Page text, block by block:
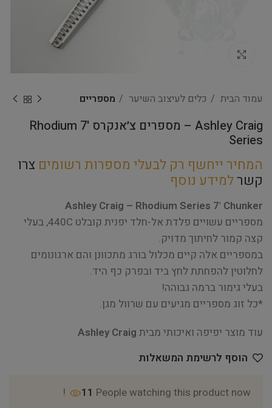
עמוד הבית כלים לעיצוב השיער מספריים
Ashley Craig – מספרים צ׳אנקרס '7 Rhodium
Series
המחיר ייחשף רק לבעלי מספרות רשומים צרו
קשרלמידע נוסף
Ashley Craig – Rhodium Series 7' Chunker
מספריים עשויים פלדת אל-חלד יפנית קובלט 440C, בעלי
קצה קמור לחיתוך מדויק.
במספריים אלה קיים מכלול בורג מתכוונן והם ארגונומים
לחלוטין להפחתת לחץ ביד ובפרק כף היד.
בעלי גימור ברמה גבוהה!
*כל זוג מספריים מגיעים עם שרוול מגן.
עוד מוצר יפיפה ואיכותי מבית Ashley Craig
הוסף לרשימת המשאלות
11 People watching this product now!